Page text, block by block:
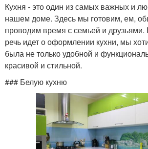
Кухня - это один из самых важных и
нашем доме. Здесь мы готовим, ем,
проводим время с семьей и друзьями.
речь идет о оформлении кухни, мы
была не только удобной и
красивой и стильной.
### Белую кухню